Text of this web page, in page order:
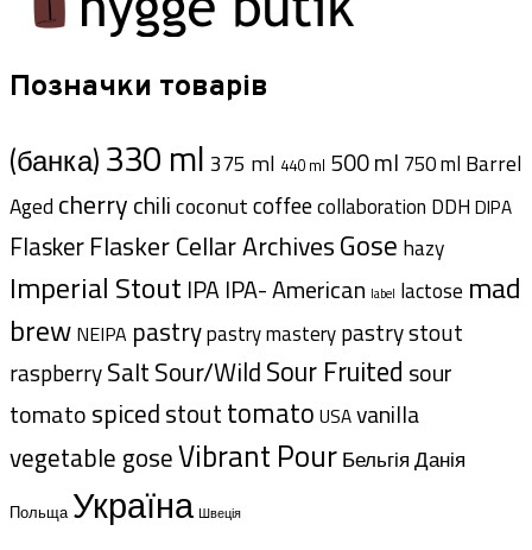
Позначки товарів
(банка)330 ml 375 ml 440 ml 500 ml 750 ml Barrel
Aged cherrychilicoconutcoffeecollaboration DDH DIPA
FlaskerFlasker Cellar ArchivesGose hazy
Imperial Stout IPA IPA- American label lactose mad
brew NEIPA pastrypastry masterypastry stout
raspberrySaltSour/WildSour Fruited sour
tomatospicedstouttomato USAvanilla
vegetable goseVibrant PourБельгіяДанія
Польща Україна Швеція